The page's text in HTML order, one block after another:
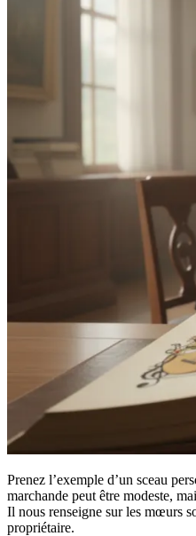
Prenez l’exemple d’un sceau
marchande peut être modeste,
Il nous renseigne sur les mœurs
propriétaire.